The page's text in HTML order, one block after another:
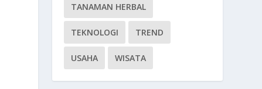
TANAMAN HERBAL
TEKNOLOGI TREND
USAHA WISATA